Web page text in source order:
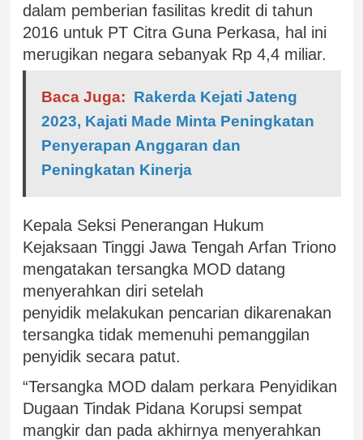
dalam pemberian fasilitas kredit di tahun
2016 untuk PT Citra Guna Perkasa, hal ini
merugikan negara sebanyak Rp 4,4 miliar.
Baca Juga: Rakerda Kejati Jateng
2023, Kajati Made Minta Peningkatan
Penyerapan Anggaran dan
Peningkatan Kinerja
Kepala Seksi Penerangan Hukum
Kejaksaan Tinggi Jawa Tengah Arfan Triono
mengatakan tersangka MOD datang
menyerahkan diri setelah
penyidik melakukan pencarian dikarenakan
tersangka tidak memenuhi pemanggilan
penyidik secara patut.
“Tersangka MOD dalam perkara Penyidikan
Dugaan Tindak Pidana Korupsi sempat
mangkir dan pada akhirnya menyerahkan